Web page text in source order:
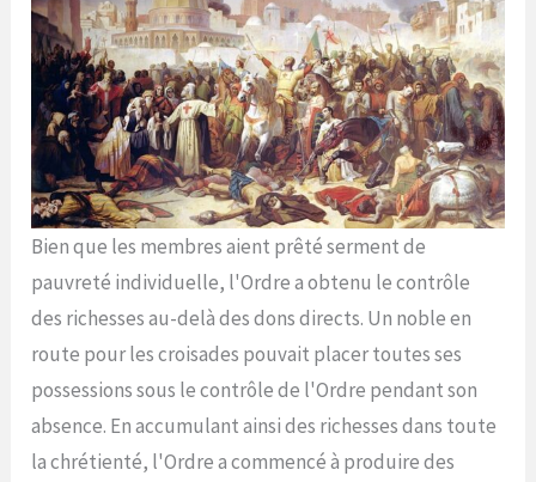
Bien que les membres aient prêté serment de
pauvreté individuelle, l'Ordre a obtenu le contrôle
des richesses au-delà des dons directs. Un noble en
route pour les croisades pouvait placer toutes ses
possessions sous le contrôle de l'Ordre pendant son
absence. En accumulant ainsi des richesses dans toute
la chrétienté, l'Ordre a commencé à produire des